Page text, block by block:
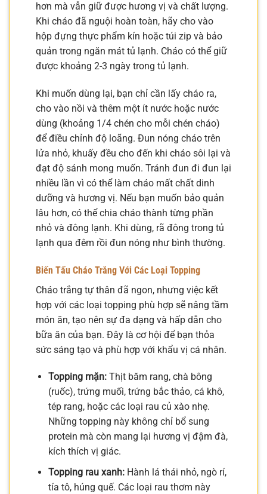
hơn mà vẫn giữ được hương vị và chất lượng.
Khi cháo đã nguội hoàn toàn, hãy cho vào
hộp đựng thực phẩm kín hoặc túi zip và bảo
quản trong ngăn mát tủ lạnh. Cháo có thể giữ
được khoảng 2-3 ngày trong tủ lạnh.
Khi muốn dùng lại, bạn chỉ cần lấy cháo ra,
cho vào nồi và thêm một ít nước hoặc nước
dùng (khoảng 1/4 chén cho mỗi chén cháo)
để điều chỉnh độ loãng. Đun nóng cháo trên
lửa nhỏ, khuấy đều cho đến khi cháo sôi lại và
đạt độ sánh mong muốn. Tránh đun đi đun lại
nhiều lần vì có thể làm cháo mất chất dinh
dưỡng và hương vị. Nếu bạn muốn bảo quản
lâu hơn, có thể chia cháo thành từng phần
nhỏ và đông lạnh. Khi dùng, rã đông trong tủ
lạnh qua đêm rồi đun nóng như bình thường.
Biến Tấu Cháo Trắng Với Các Loại Topping
Cháo trắng tự thân đã ngon, nhưng việc kết
hợp với các loại topping phù hợp sẽ nâng tầm
món ăn, tạo nên sự đa dạng và hấp dẫn cho
bữa ăn của bạn. Đây là cơ hội để bạn thỏa
sức sáng tạo và phù hợp với khẩu vị cá nhân.
Topping mặn:Thịt băm rang, chà bông
(ruốc), trứng muối, trứng bắc thảo, cá khô,
tép rang, hoặc các loại rau củ xào nhẹ.
Những topping này không chỉ bổ sung
protein mà còn mang lại hương vị đậm đà,
kích thích vị giác.
Topping rau xanh:Hành lá thái nhỏ, ngò rí,
tía tô, húng quế. Các loại rau thơm này